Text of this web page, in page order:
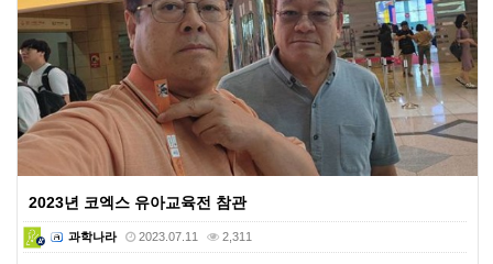
2023년 코엑스 유아교육전 참관
과학나라 2023.07.11 2,311